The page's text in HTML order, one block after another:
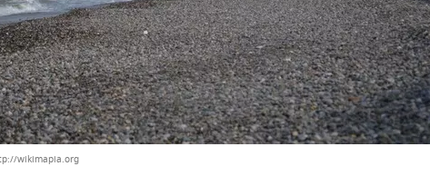
wikimapia.org